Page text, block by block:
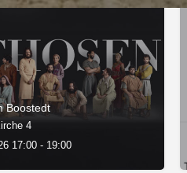
Boostedt
4
17:00 - 19:00